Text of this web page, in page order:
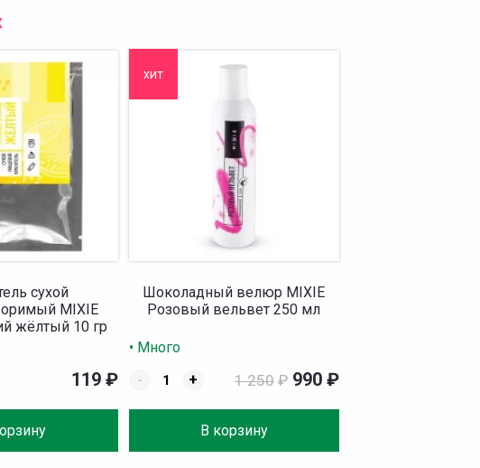
сухой
MIXIE
жёлтый 10 гр
119 ₽
хит
Шоколадный велюр MIXIE
Розовый вельвет 250 мл
• Много
-
+
В корзину
1 250 ₽ 990 ₽